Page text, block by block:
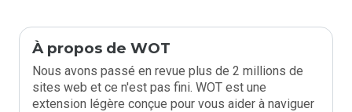
À propos de WOT
Nous avons passé en revue plus de 2 millions de
sites web et ce n'est pas fini. WOT est une
extension légère conçue pour vous aider à naviguer